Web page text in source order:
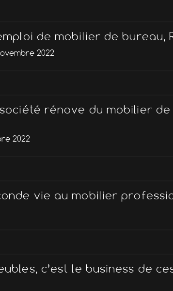
de mobilier de
2022
rénove du mobilier
2022
vie au mobilier
c’est le business de